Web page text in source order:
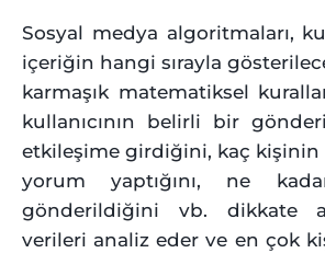
Sosyal medya algoritmaları,
içeriğin hangi sırayla
karmaşık matematiksel
kullanıcının belirli bir
etkileşime girdiğini, kaç
yorum yaptığını, ne
gönderildiğini vb. dikkate
verileri analiz eder ve en çok